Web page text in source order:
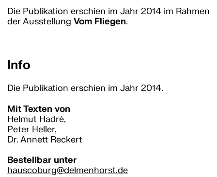
Ausstellung
Aktuell
Publikationen
Editionen
Programm
Vermittlung
Veranstaltungen
Schule/KiTa
Workshops
Die Publikation erschien im Jahr 2014 im Rahmen
der Ausstellung Vom Fliegen.
Info
Die Publikation erschien im Jahr 2014.
Mit Texten von
Helmut Hadré,
Peter Heller,
Dr. Annett Reckert
Bestellbar unter
hauscoburg@delmenhorst.de